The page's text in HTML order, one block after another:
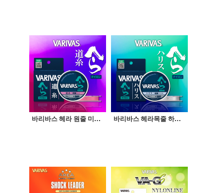
바리바스 헤라 원줄 미치이토 스탠다드 50m 바리바스 헤라목줄 하리스 50M